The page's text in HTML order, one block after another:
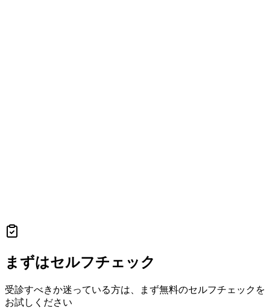
まずはセルフチェック
受診すべきか迷っている方は、まず無料のセルフチェックを
お試しください